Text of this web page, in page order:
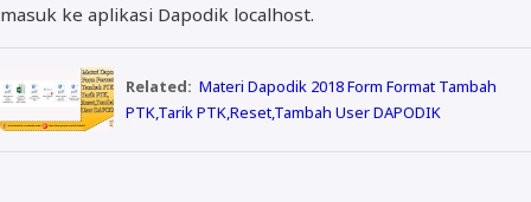
masuk ke aplikasi Dapodik localhost.
Related: Materi Dapodik 2018 Form Format Tambah
PTK,Tarik PTK,Reset,Tambah User DAPODIK